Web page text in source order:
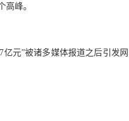
高峰。
元”被诸多媒体报道之后引发网